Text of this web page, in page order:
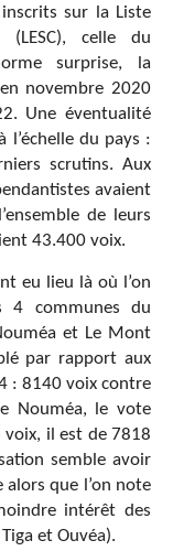
inscrits sur la Liste
(LESC), celle du
surprise, la
novembre 2020
Une éventualité
du pays :
scrutins. Aux
avaient
de leurs
43.400 voix.
eu lieu là où l’on
4 communes du
et Le Mont
par rapport aux
: 8140 voix contre
Nouméa, le vote
il est de 7818
semble avoir
alors que l’on note
intérêt des
et Ouvéa).